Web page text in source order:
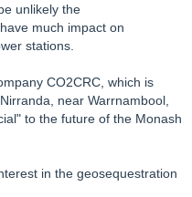
unlikely the
much impact on
stations.
CO2CRC, which is
near Warrnambool,
to the future of the Monash
in the geosequestration